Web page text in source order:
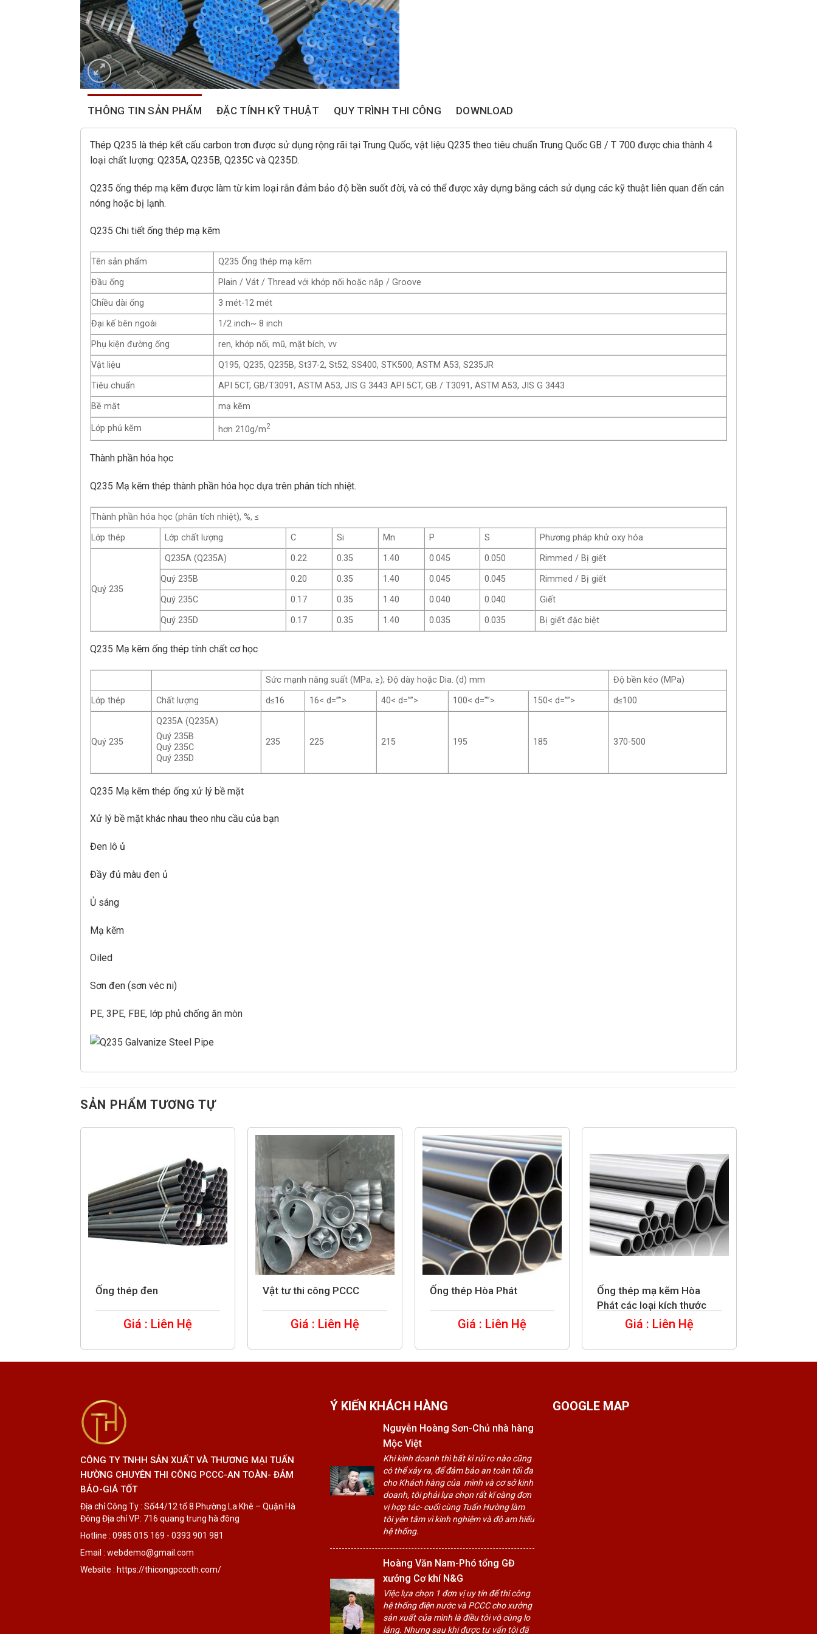
THÔNG TIN SẢN PHẨM ĐẶC TÍNH KỸ THUẬT QUY TRÌNH THI CÔNG DOWNLOAD
Thép Q235 là thép kết cấu carbon trơn được sử dụng rộng rãi tại Trung Quốc, vật liệu Q235 theo tiêu chuẩn Trung Quốc GB / T 700 được chia thành 4
loại chất lượng: Q235A, Q235B, Q235C và Q235D.
Q235 ống thép mạ kẽm được làm từ kim loại rắn đảm bảo độ bền suốt đời, và có thể được xây dựng bằng cách sử dụng các kỹ thuật liên quan đến cán
nóng hoặc bị lạnh.
Q235 Chi tiết ống thép mạ kẽm
Tên sản phẩm
Q235 Ống thép mạ kẽm
Đầu ống
Plain / Vát / Thread với khớp nối hoặc nắp / Groove
Chiều dài ống
3 mét-12 mét
Đại kế bên ngoài
1/2 inch~ 8 inch
Phụ kiện đường ống
ren, khớp nối, mũ, mặt bích, vv
Vật liệu
Q195, Q235, Q235B, St37-2, St52, SS400, STK500, ASTM A53, S235JR
Tiêu chuẩn
API 5CT, GB/T3091, ASTM A53, JIS G 3443 API 5CT, GB / T3091, ASTM A53, JIS G 3443
Bề mặt
mạ kẽm
Lớp phủ kẽm hơn 210g/m2
Thành phần hóa học
Q235 Mạ kẽm thép thành phần hóa học dựa trên phân tích nhiệt.
Thành phần hóa học (phân tích nhiệt), %, ≤
Lớp thép
Lớp chất lượng C Si Mn P S Phương pháp khử oxy hóa
Quý 235
Q235A (Q235A) 0.22 0.35 1.40 0.045 0.050
Rimmed / Bị giết
Quý 235B
0.20 0.35 1.40 0.045 0.045
Rimmed / Bị giết
Quý 235C
0.17 0.35 1.40 0.040 0.040
Giết
Quý 235D
0.17 0.35 1.40 0.035 0.035 Bị giết đặc biệt
Q235 Mạ kẽm ống thép tính chất cơ học
Sức mạnh năng suất (MPa, ≥); Độ dày hoặc Dia. (d) mm
Độ bền kéo (MPa)
Lớp thép
Chất lượng d≤16 16< d=””> 40< d=””> 100< d=””> 150< d=””> d≤100
Quý 235
Q235A (Q235A)
Quý 235B
Quý 235C
Quý 235D
235 225 215 195 185 370-500
Q235 Mạ kẽm thép ống xử lý bề mặt
Xử lý bề mặt khác nhau theo nhu cầu của bạn
Đen lô ủ
Đầy đủ màu đen ủ
Ủ sáng
Mạ kẽm
Oiled
Sơn đen (sơn véc ni)
PE, 3PE, FBE, lớp phủ chống ăn mòn
SẢN PHẨM TƯƠNG TỰ
Ống thép đen
Giá : Liên Hệ
Vật tư thi công PCCC
Giá : Liên Hệ
Ống thép Hòa Phát
Giá : Liên Hệ
Ống thép mạ kẽm Hòa
Phát các loại kích thước
Giá : Liên Hệ
CÔNG TY TNHH SẢN XUẤT VÀ THƯƠNG MẠI TUẤN
HƯỜNG CHUYÊN THI CÔNG PCCC-AN TOÀN- ĐẢM
BẢO-GIÁ TỐT
Địa chỉ Công Ty : Số44/12 tổ 8 Phường La Khê – Quận Hà
Đông Địa chỉ VP: 716 quang trung hà đông
Hotline : 0985 015 169 - 0393 901 981
Email : webdemo@gmail.com
Website : https://thicongpcccth.com/
Ý KIẾN KHÁCH HÀNG
Nguyễn Hoàng Sơn-Chủ nhà hàng
Mộc Việt
Khi kinh doanh thì bất kì rủi ro nào cũng
có thể xảy ra, để đảm bảo an toàn tối đa
cho Khách hàng của mình và cơ sở kinh
doanh, tôi phải lựa chọn rất kĩ càng đơn
vị hợp tác- cuối cùng Tuấn Hường làm
tôi yên tâm vì kinh nghiệm và độ am hiểu
hệ thống.
Hoàng Văn Nam-Phó tổng GĐ
xưởng Cơ khí N&G
Việc lựa chọn 1 đơn vị uy tín để thi công
hệ thống điện nước và PCCC cho xưởng
sản xuất của mình là điều tôi vô cùng lo
lắng. Nhưng sau khi được tư vấn tôi đã
GOOGLE MAP